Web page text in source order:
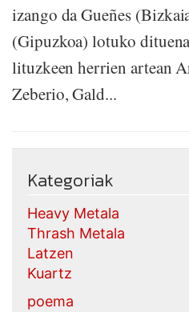
izango da Gueñes
(Gipuzkoa) lotuko
lituzkeen herrien artean
Zeberio, Gald...
Kategoriak
Heavy Metala
Thrash Metala
Latzen
Kuartz
poema